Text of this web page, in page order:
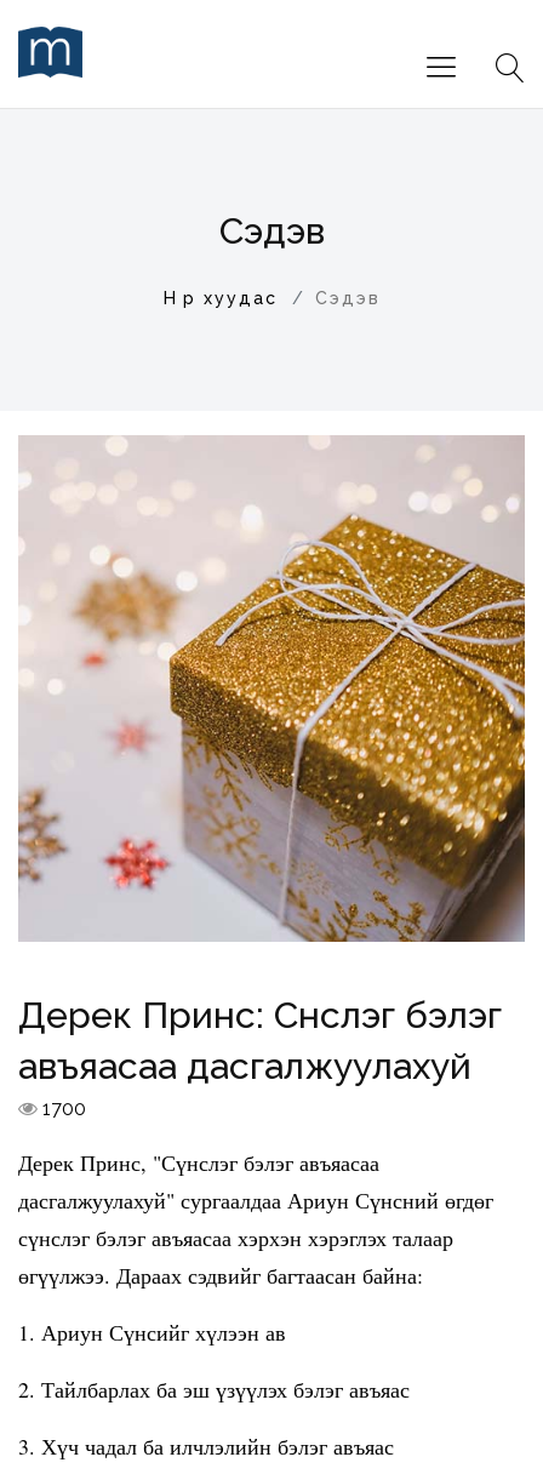
Сэдэв
Нүүр хуудас Сэдэв
Дерек Принс: Сүнслэг бэлэг
авъяасаа дасгалжуулахуй
1700
Дерек Принс, "Сүнслэг бэлэг авъяасаа
дасгалжуулахуй" сургаалдаа Ариун Сүнсний өгдөг
сүнслэг бэлэг авъяасаа хэрхэн хэрэглэх талаар
өгүүлжээ. Дараах сэдвийг багтаасан байна:
1. Ариун Сүнсийг хүлээн ав
2. Тайлбарлах ба эш үзүүлэх бэлэг авъяас
3. Хүч чадал ба илчлэлийн бэлэг авъяас